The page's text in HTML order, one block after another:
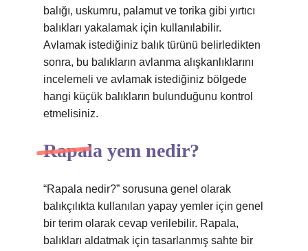
balığı, uskumru, palamut ve torika gibi yırtıcı
balıkları yakalamak için kullanılabilir.
Avlamak istediğiniz balık türünü belirledikten
sonra, bu balıkların avlanma alışkanlıklarını
incelemeli ve avlamak istediğiniz bölgede
hangi küçük balıkların bulunduğunu kontrol
etmelisiniz.
Rapala yem nedir?
“Rapala nedir?” sorusuna genel olarak
balıkçılıkta kullanılan yapay yemler için genel
bir terim olarak cevap verilebilir. Rapala,
balıkları aldatmak için tasarlanmış sahte bir